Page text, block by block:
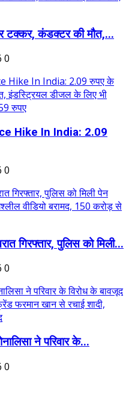
टक्कर, कंडक्टर की मौत,...
0
Hike In India: 2.09
0
गिरफ्तार, पुलिस को मिली...
0
ने परिवार के...
0